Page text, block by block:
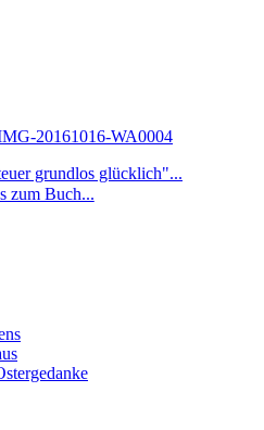
grundlos glücklich"...
zum Buch...